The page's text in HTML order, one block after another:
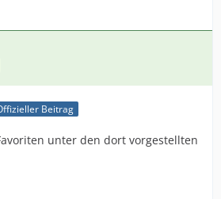
Beitrag
unter den dort vorgestellten